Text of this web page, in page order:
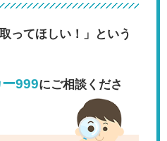
ってほしい！」という
ー999にご相談くださ